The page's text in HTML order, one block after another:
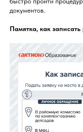
документов.
Памятка, как